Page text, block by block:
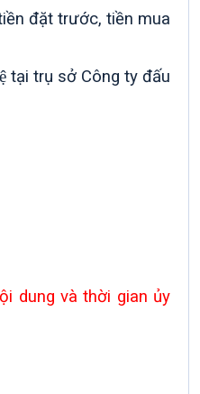
đặt trước, tiền mua
tại trụ sở Công ty đấu
dung và thời gian ủy